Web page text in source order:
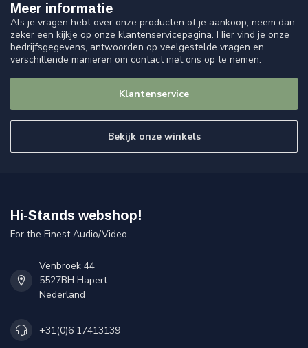
Meer informatie
Als je vragen hebt over onze producten of je aankoop, neem dan
zeker een kijkje op onze klantenservicepagina. Hier vind je onze
bedrijfsgegevens, antwoorden op veelgestelde vragen en
verschillende manieren om contact met ons op te nemen.
Klantenservice
Bekijk onze winkels
Hi-Stands webshop!
For the Finest Audio/Video
Venbroek 44
5527BH Hapert
Nederland
+31(0)6 17413139